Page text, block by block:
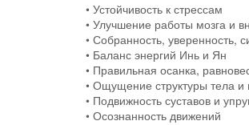
• Устойчивость к стрессам
• Улучшение работы мозга и
• Собранность, уверенность,
• Баланс энергий Инь и Ян
• Правильная осанка,
• Ощущение структуры тела и
• Подвижность суставов и
• Осознанность движений